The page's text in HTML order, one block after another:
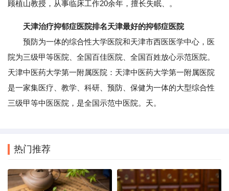
顾植山教授，从事临床工作20余年，擅长失眠、。
天津治疗抑郁症医院排名天津最好的抑郁症医院
预防为一体的综合性大学医院和天津市西医医学中心，医
院为三级甲等医院、全国百佳医院、全国百姓放心示范医院。
天津中医药大学第一附属医院：天津中医药大学第一附属医院
是一家集医疗、教学、科研、预防、保健为一体的大型综合性
三级甲等中医医院，是全国示范中医院。天。
热门推荐